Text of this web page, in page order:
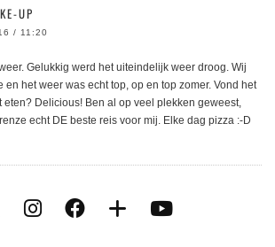
UP
/ 11:20
Gelukkig werd het uiteindelijk weer droog. Wij
en het weer was echt top, op en top zomer. Vond het
eten? Delicious! Ben al op veel plekken geweest,
echt DE beste reis voor mij. Elke dag pizza :-D